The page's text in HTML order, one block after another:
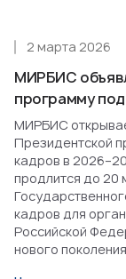
МИРБИС
программу
2 марта 2026
МИРБИС
Президентской
кадров в
продлится до 20
кадров для
Российской
нового